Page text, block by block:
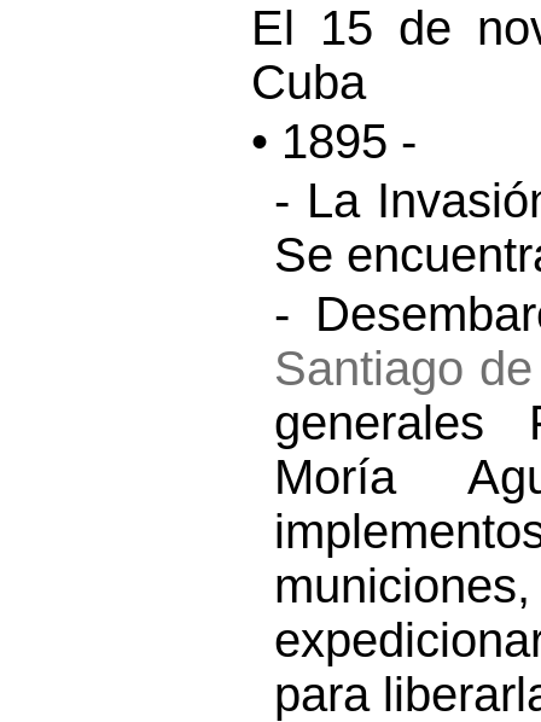
El 15 de
Cuba
• 1895 -
- La
Se
-
Santiago
generales
Moría
para